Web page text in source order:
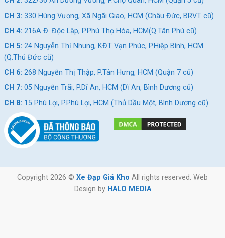
CH 3: 330 Hùng Vương, Xã Ngãi Giao, HCM (Châu Đức, BRVT cũ)
CH 4: 216A Đ. Độc Lập, P.Phú Thọ Hòa, HCM(Q.Tân Phú cũ)
CH 5: 24 Nguyễn Thị Nhung, KĐT Vạn Phúc, P.Hiệp Bình, HCM
(Q.Thủ Đức cũ)
CH 6: 268 Nguyễn Thị Thập, P.Tân Hưng, HCM (Quận 7 cũ)
CH 7: 05 Nguyễn Trãi, P.Dĩ An, HCM (Dĩ An, Bình Dương cũ)
CH 8: 15 Phú Lợi, P.Phú Lợi, HCM (Thủ Dầu Một, Bình Dương cũ)
Copyright 2026 © Xe Đạp Giá Kho All rights reserved. Web
Design by HALO MEDIA